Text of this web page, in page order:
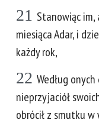
21 Stanowiąc
miesiąca Adar, i
każdy rok,
22 Według
nieprzyjaciół
obrócił z smutku